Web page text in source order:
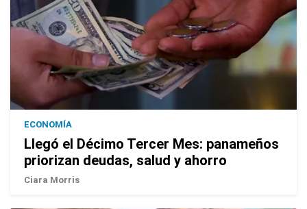
ECONOMÍA
Llegó el Décimo Tercer Mes: panameños
priorizan deudas, salud y ahorro
Ciara Morris